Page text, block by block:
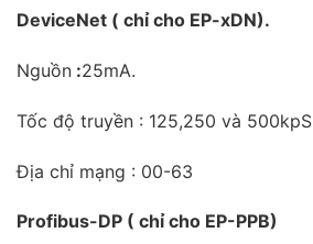
DeviceNet ( chỉ cho EP-xDN).
Nguồn :25mA.
Tốc độ truyền : 125,250 và 500kpS
Địa chỉ mạng : 00-63
Profibus-DP ( chỉ cho EP-PPB)